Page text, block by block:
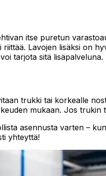
itse puretun
Lavojen lisäksi on
tarjota sitä lisäpalveluna.
trukki tai korkealle
mukaan. Jos
asennusta varten –
yhteyttä!